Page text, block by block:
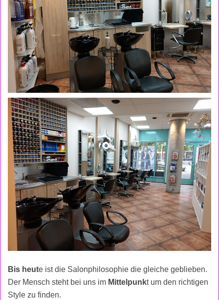
Bis heute ist die Salonphilosophie die gleiche geblieben.
Der Mensch steht bei uns im Mittelpunkt um den richtigen
Style zu finden.